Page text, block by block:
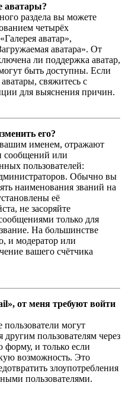
аватары?
раздела вы можете
четырёх
аватар»,
аватара». От
ли поддержка аватар,
быть доступны. Если
свяжитесь с
для выяснения причин.
его?
именем, отражают
сообщений или
пользователей:
Обычно вы
наименования званий на
её
не засоряйте
только для
На большинстве
и модератор или
вашего счётчика
от меня требуют войти
пользователи могут
пользователям через
и только если
возможность. Это
злоупотребления
пользователями.